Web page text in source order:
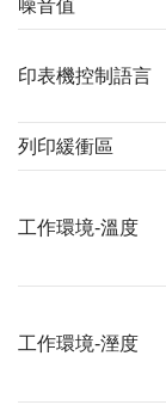
噪音值
印表機控制語言
列印緩衝區
工作環境-溫度
工作環境-溼度